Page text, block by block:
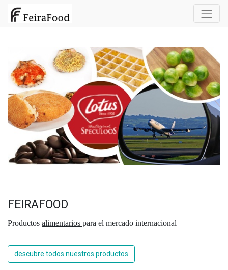
FEIRAFOOD
Productos alimentarios para el mercado internacional
descubre todos nuestros productos